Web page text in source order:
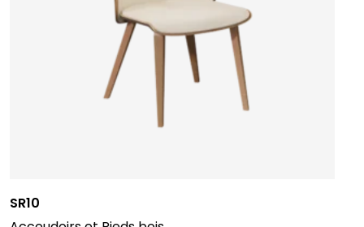
SR10